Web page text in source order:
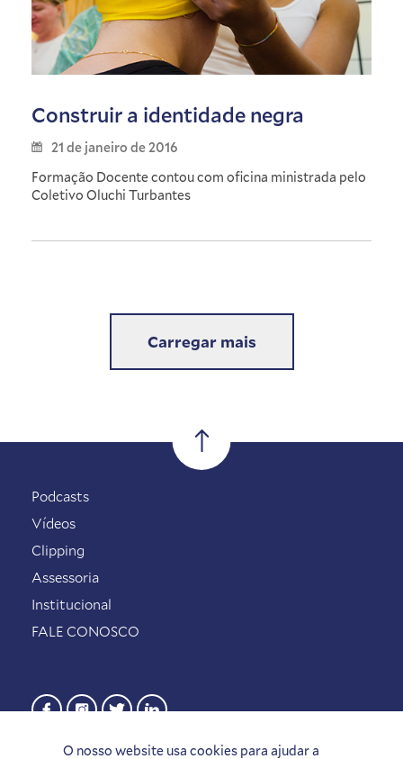
Construir a identidade negra
21 de janeiro de 2016
Formação Docente contou com oficina ministrada pelo
Coletivo Oluchi Turbantes
Carregar mais
O nosso website usa cookies para ajudar a
Podcasts
Vídeos
Clipping
Assessoria
Institucional
FALE CONOSCO